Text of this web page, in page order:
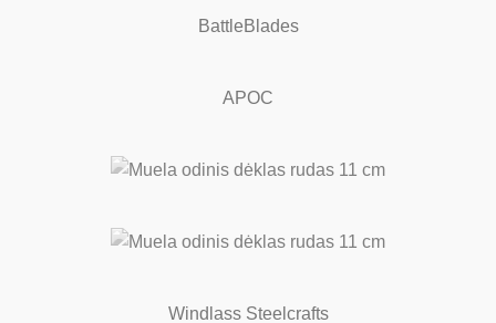
BattleBlades
APOC
Windlass Steelcrafts